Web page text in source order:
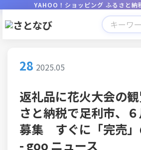
YAHOO！ショッピング ふるさと納
28 2025.05
返礼品に花火大会の
さと納税で足利市、
募集 すぐに「完売」
- goo ニュース